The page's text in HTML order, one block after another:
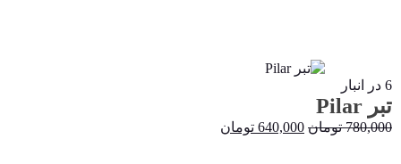
6 در انبار
تبر Pilar
780,000 تومان قیمت
640,000 تومان